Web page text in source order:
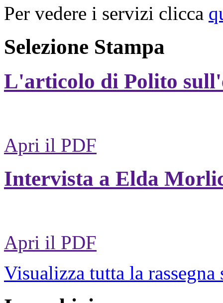
Per vedere i servizi clicca
Selezione Stampa
L'articolo di Polito
Apri il PDF
Intervista a Elda
Apri il PDF
Visualizza tutta la rassegna